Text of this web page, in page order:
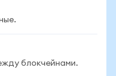
блокчейнами.